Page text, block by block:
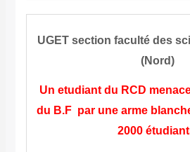
UGET section faculté des
(Nord)
Un etudiant du RCD
du B.F par une arme
2000